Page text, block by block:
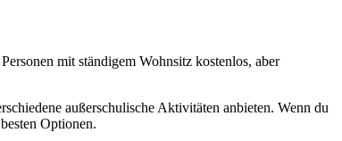
mit ständigem Wohnsitz kostenlos, aber
außerschulische Aktivitäten anbieten. Wenn du
Optionen.